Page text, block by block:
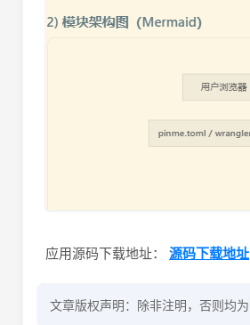
应用源码下载地址： 源码下载地址
文章版权声明：除非注明，否则均为